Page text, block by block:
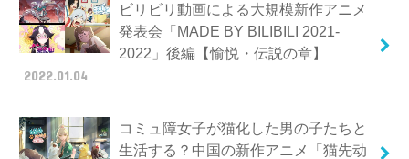
ビリビリ動画による大規模新作アニメ
発表会「MADE BY BILIBILI 2021-
2022」後編【愉悦・伝説の章】
2022.01.04
コミュ障女子が猫化した男の子たちと
生活する？中国の新作アニメ「猫先动